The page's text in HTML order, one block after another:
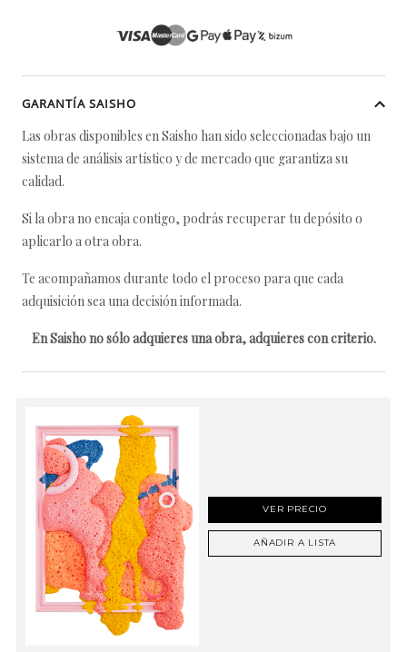
GARANTÍA SAISHO
Las obras disponibles en Saisho han sido seleccionadas bajo un
sistema de análisis artístico y de mercado que garantiza su
calidad.
Si la obra no encaja contigo, podrás recuperar tu depósito o
aplicarlo a otra obra.
Te acompañamos durante todo el proceso para que cada
adquisición sea una decisión informada.
En Saisho no sólo adquieres una obra, adquieres con criterio.
VER PRECIO
AÑADIR A LISTA